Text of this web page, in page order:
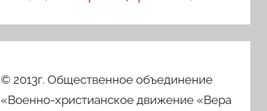
© 2013г. Общественное объединение
«Военно-христианское движение «Вера